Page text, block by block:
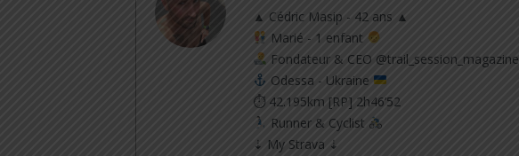
▲ Cédric Masip - 42 ans ▲
Marié - 1 enfant
Fondateur & CEO @trail_session_magazine
Odessa - Ukraine
⏱ 42.195km [RP] 2h46’52
Runner & Cyclist
⇣ My Strava ⇣